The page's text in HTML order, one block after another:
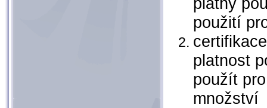
použití
platnost
použít
množství